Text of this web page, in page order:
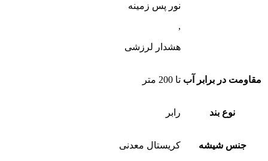
نور پس زمینه
,
هشدار لرزشی
مقاومت در برابر آب تا 200 متر
نوع بند رابر
جنس شیشه کریستال معدنی